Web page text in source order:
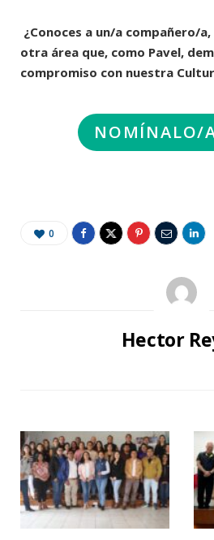
¿Conoces a un/a compañero/
otra área que, como Pavel,
compromiso con nuestra
NOMÍNALO/
0
Hector